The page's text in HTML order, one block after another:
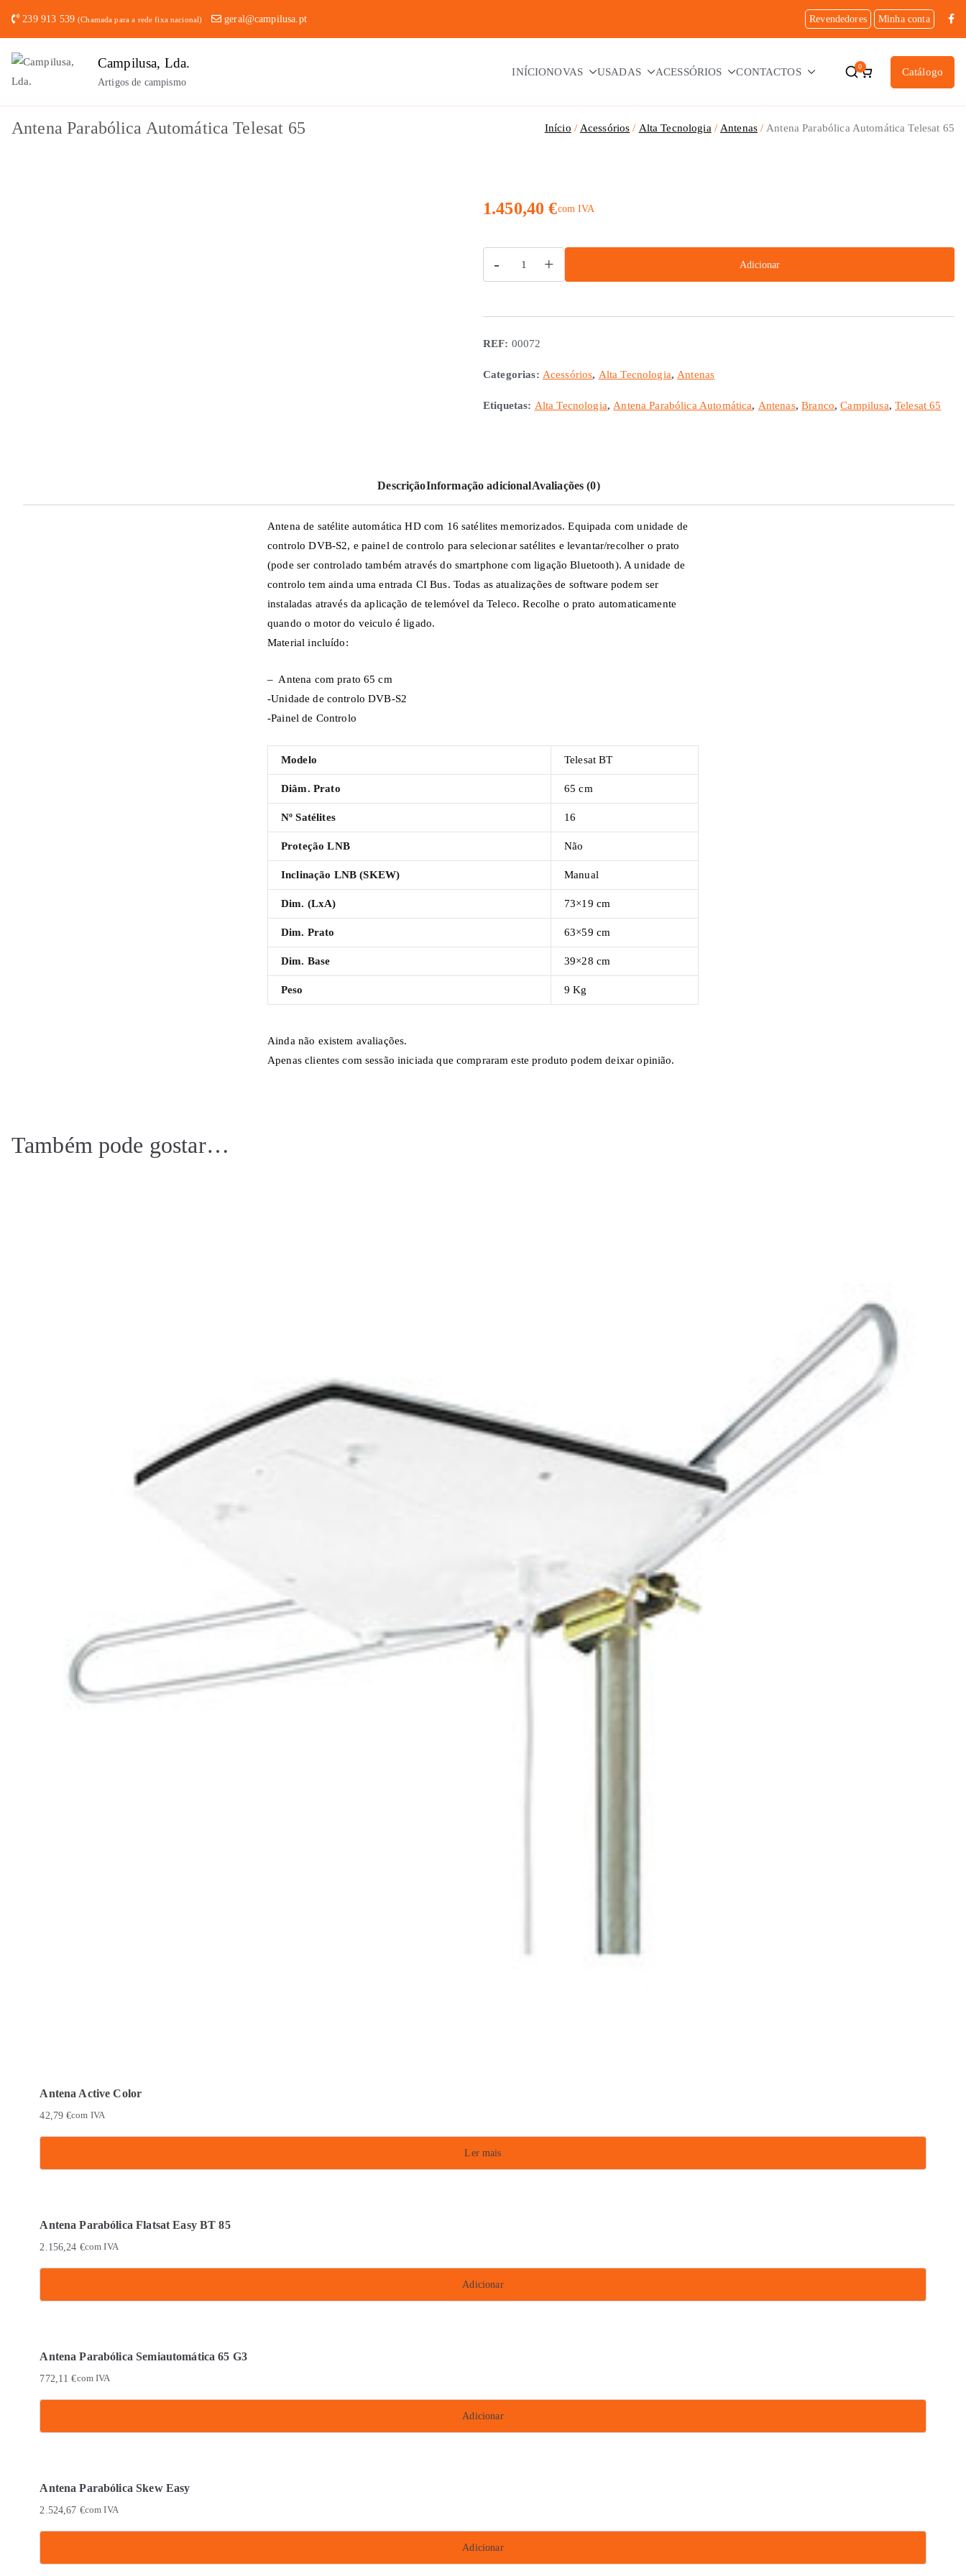
conteúdo
239 913 539(Chamada para a rede fixa nacional) geral@campilusa.pt Revendedores Minha conta
Campilusa, Lda.
Artigos de campismo
INÍCIONOVAS USADAS ACESSÓRIOS CONTACTOS 0 Catálogo
Antena Parabólica Automática Telesat 65 Início Acessórios Alta Tecnologia Antenas Antena Parabólica Automática Telesat 65
1.450,40€com IVA
-
Parabólica
65
+ Adicionar
REF: 00072
Categorias: Acessórios, Alta Tecnologia, Antenas
Etiquetas: Alta Tecnologia, Antena Parabólica Automática, Antenas,Branco,Campilusa, Telesat 65
DescriçãoInformação adicionalAvaliações (0)
Antena de satélite automática HD com 16 satélites memorizados. Equipada com unidade de
controlo DVB-S2, e painel de controlo para selecionar satélites e levantar/recolher o prato
(pode ser controlado também através do smartphone com ligação Bluetooth). A unidade de
controlo tem ainda uma entrada CI Bus. Todas as atualizações de software podem ser
instaladas através da aplicação de telemóvel da Teleco. Recolhe o prato automaticamente
quando o motor do veiculo é ligado.
Material incluído:
– Antena com prato 65 cm
-Unidade de controlo DVB-S2
-Painel de Controlo
Modelo Telesat BT
Diâm. Prato 65 cm
Nº Satélites 16
Proteção LNB Não
Inclinação LNB (SKEW) Manual
Dim. (LxA) 73×19 cm
Dim. Prato 63×59 cm
Dim. Base 39×28 cm
Peso 9 Kg
Ainda não existem avaliações.
Apenas clientes com sessão iniciada que compraram este produto podem deixar opinião.
Também pode gostar…
Antena Active Color
42,79€com IVA
Ler mais
Antena Parabólica Flatsat Easy BT 85
2.156,24 €com IVA
Adicionar
Antena Parabólica Semiautomática 65 G3
772,11€com IVA
Adicionar
Antena Parabólica Skew Easy
2.524,67 €com IVA
Adicionar